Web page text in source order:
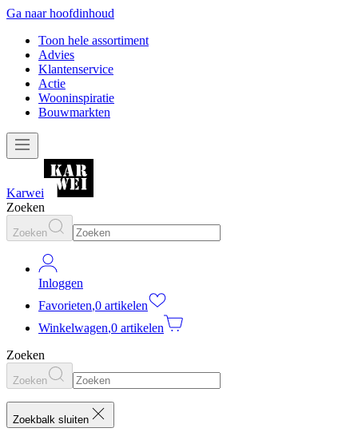
Ga naar hoofdinhoud
Toon hele assortiment
Advies
Klantenservice
Actie
Wooninspiratie
Bouwmarkten
Karwei
Zoeken
Zoeken
Inloggen
Favorieten,0 artikelen
Winkelwagen,0 artikelen
Zoeken
Zoeken
Zoekbalk sluiten